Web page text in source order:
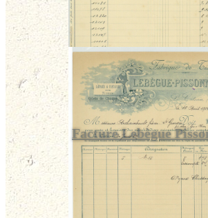
Facture Lebègue